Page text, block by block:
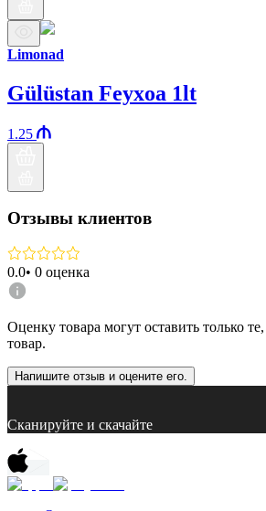
Limonad
Gülüstan Feyxoa 1lt
1.25
Отзывы клиентов
0.0• 0 оценка
Оценку товара могут оставить только
товар.
Напишите отзыв и оцените его.
Сканируйте и скачайте